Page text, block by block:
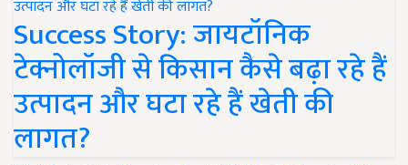
Success Story: जायटॉनिक
टेक्नोलॉजी से किसान कैसे बढ़ा रहे हैं
उत्पादन और घटा रहे हैं खेती की
लागत?